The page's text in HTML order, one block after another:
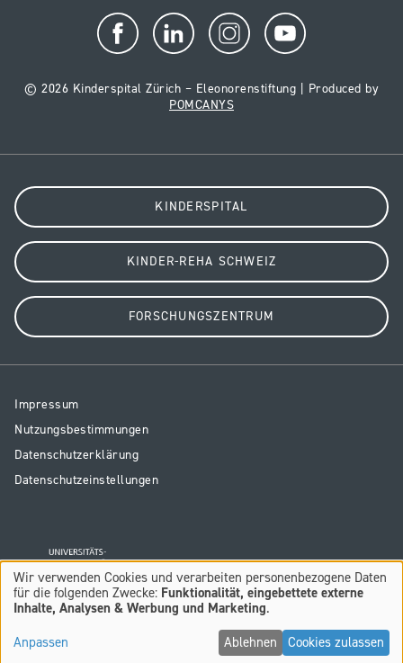
© 2026 Kinderspital Zürich – Eleonorenstiftung | Produced by
POMCANYS
KINDERSPITAL
KINDER-REHA SCHWEIZ
FORSCHUNGSZENTRUM
Resp
Legal
Impressum
Nutzungsbestimmungen
Datenschutzerklärung
Datenschutzeinstellungen
Verwendung
von
personenbezogenen
Wir verwenden Cookies und verarbeiten personenbezogene Daten
für die folgenden Zwecke: Funktionalität, eingebettete externe
Inhalte, Analysen & Werbung und Marketing.
Anpassen
Ablehnen Cookies zulassen